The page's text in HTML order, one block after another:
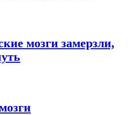
мозги замерзли,